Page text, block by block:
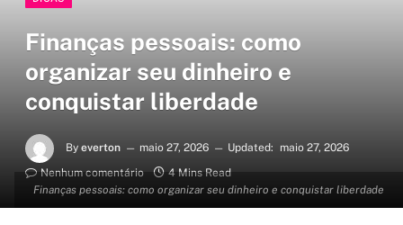
Finanças pessoais: como organizar seu dinheiro e conquistar liberdade
Finanças pessoais: como
organizar seu dinheiro e
conquistar liberdade
By everton maio 27, 2026 Updated:
maio 27, 2026
Nenhum comentário
4 Mins Read